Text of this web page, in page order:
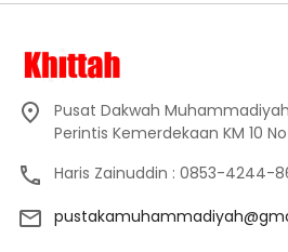
Pusat Dakwah
Perintis Kemerdekaan KM 10
Haris Zainuddin : 0853-4244-